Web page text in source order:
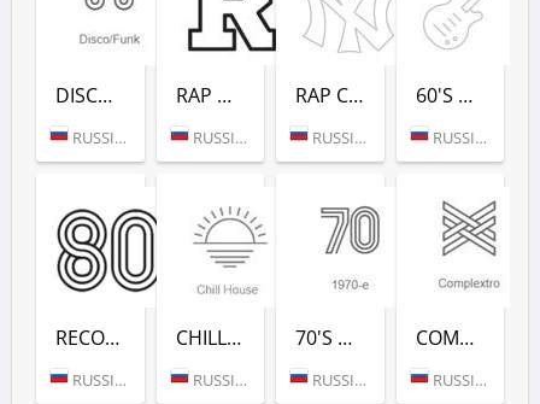
DISCO/FUNK (РАДИО РЕКОРД)
RUSSIA (MOSCOW)
RAP HITS (РАДИО РЕКОРД)
RUSSIA (MOSCOW)
RAP CLASSICS (РАДИО РЕКОРД)
RUSSIA (MOSCOW)
60'S DANCE (РАДИО РЕКОРД)
RUSSIA (MOSCOW)
RECORD 80-Х (РАДИО РЕКОРД)
RUSSIA (MOSCOW)
CHILL HOUSE (РАДИО РЕКОРД)
RUSSIA (MOSCOW)
70'S DANCE (РАДИО РЕКОРД)
RUSSIA (MOSCOW)
COMPLEXTRO (РАДИО РЕКОРД)
RUSSIA (MOSCOW)